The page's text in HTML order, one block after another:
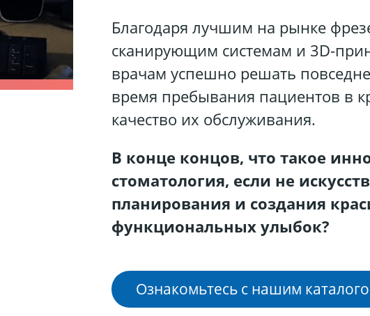
Благодаря лучшим на рынке
сканирующим системам и 3D-
врачам успешно решать
время пребывания пациентов в
качество их обслуживания.
В конце концов, что такое
стоматология, если не
планирования и создания
функциональных улыбок?
Ознакомьтесь с нашим